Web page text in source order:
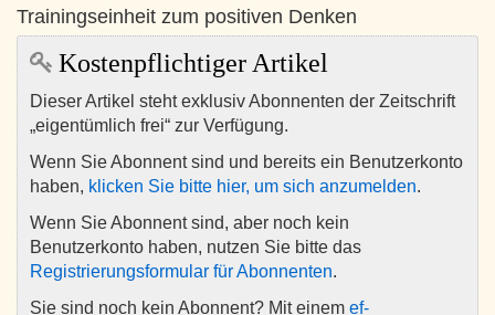
Trainingseinheit zum positiven Denken
Kostenpflichtiger Artikel
Dieser Artikel steht exklusiv Abonnenten der Zeitschrift
„eigentümlich frei“ zur Verfügung.
Wenn Sie Abonnent sind und bereits ein Benutzerkonto
haben, klicken Sie bitte hier, um sich anzumelden.
Wenn Sie Abonnent sind, aber noch kein
Benutzerkonto haben, nutzen Sie bitte das
Registrierungsformular für Abonnenten.
Sie sind noch kein Abonnent? Mit einem ef-